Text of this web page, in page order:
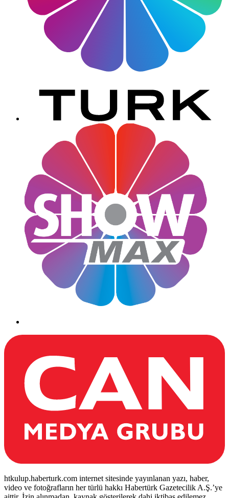
htkulup.haberturk.com internet sitesinde yayınlanan yazı, haber,
video ve fotoğrafların her türlü hakkı Habertürk Gazetecilik A.Ş.’ye